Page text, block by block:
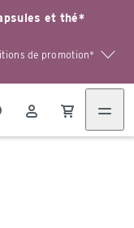
et thé*
de promotion*